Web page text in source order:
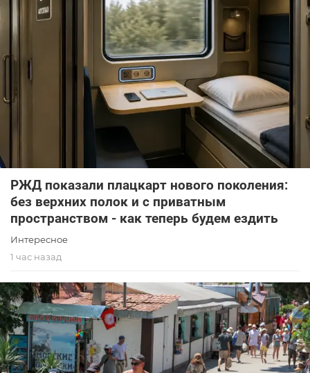
РЖД показали плацкарт нового поколения:
без верхних полок и с приватным
пространством - как теперь будем ездить
Интересное
1 час назад